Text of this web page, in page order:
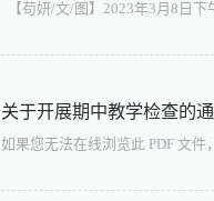
关于开展期中教学检查的